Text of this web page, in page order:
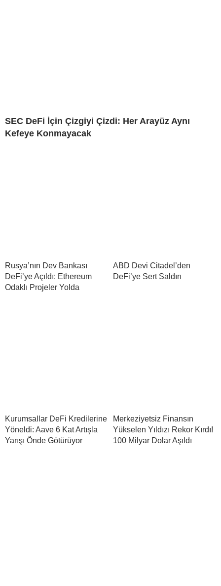
SEC DeFi İçin Çizgiyi Çizdi: Her Arayüz Aynı
Kefeye Konmayacak
Rusya’nın Dev Bankası
DeFi’ye Açıldı: Ethereum
Odaklı Projeler Yolda
ABD Devi Citadel’den
DeFi’ye Sert Saldırı
Kurumsallar DeFi Kredilerine
Yöneldi: Aave 6 Kat Artışla
Yarışı Önde Götürüyor
Merkeziyetsiz Finansın
Yükselen Yıldızı Rekor Kırdı!
100 Milyar Dolar Aşıldı